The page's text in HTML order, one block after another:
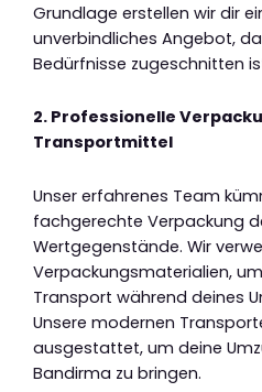
Grundlage erstellen wir dir
unverbindliches Angebot,
Bedürfnisse zugeschnitten
2. Professionelle
Transportmittel
Unser erfahrenes Team
fachgerechte Verpackung
Wertgegenstände. Wir
Verpackungsmaterialien,
Transport während deines
Unsere modernen
ausgestattet, um deine
Bandirma zu bringen.